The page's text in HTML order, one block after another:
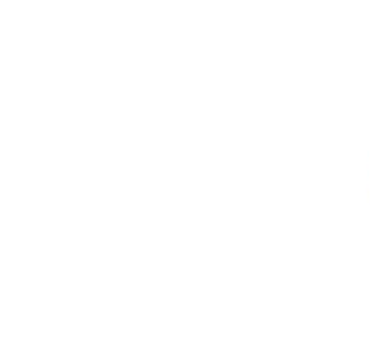
Kviečiame į nuotolinį
žingsniai į pokyčius“, kuris